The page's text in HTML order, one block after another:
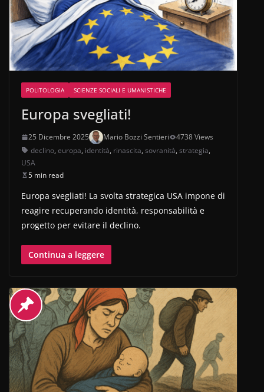
POLITOLOGIA SCIENZE SOCIALI E UMANISTICHE
Europa svegliati!
25 Dicembre 2025 Mario Bozzi Sentieri
4738 Views
declino, europa, identità, rinascita, sovranità, strategia,
USA
5 min read
Europa svegliati! La svolta strategica USA impone di
reagire recuperando identità, responsabilità e
progetto per evitare il declino.
Continua a leggere